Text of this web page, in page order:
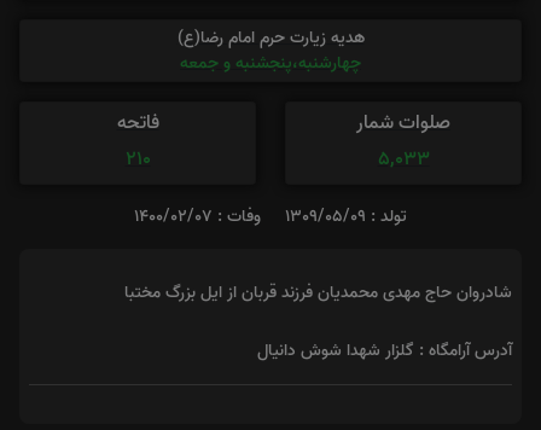
هدیه زیارت حرم امام رضا(ع)
چهارشنبه،پنجشنبه و جمعه
صلوات شمار
5,033
فاتحه
210
تولد : 1309/05/09 وفات : 1400/02/07
شادروان حاج مهدی محمدیان فرزند قربان از ایل بزرگ مختبا
آدرس آرامگاه : گلزار شهدا شوش دانیال